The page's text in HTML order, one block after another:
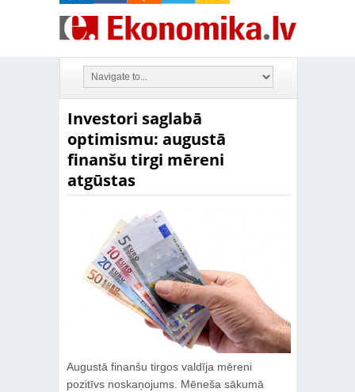
Investori saglabā
optimismu: augustā
finanšu tirgi mēreni
atgūstas
Augustā finanšu tirgos valdīja mēreni
pozitīvs noskaņojums. Mēneša sākumā